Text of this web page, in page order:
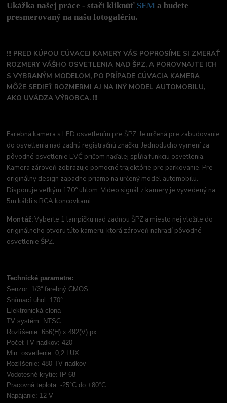
Ukážka našej práce - stačí kliknúť SEM a budete
presmerovaný na našu fotogalériu.
!!! PRED KÚPOU CÚVACEJ KAMERY VÁS POPROSÍME SI ZMERAŤ
ROZMERY VÁŠHO OSVETLENIA NAD ŠPZ, A POROVNAJTE ICH
S VYBRANÝM MODELOM, PO PRÍPADE CÚVACIA KAMERA
MÔŽE SEDIEŤ ROZMERMI AJ NA INÝ MODEL AUTOMOBILU,
AKO UVÁDZA VÝROBCA. !!!
Farebná kamera s LED osvetlením pre ŠPZ. Je určená pre zabudovanie
do osvetlenia nad zadnú registračnú značku. Jednoducho vymení za
pôvodné osvetlenie EVČ pričom naďalej spĺňa funkciu osvetlenia.
Kamera zároveň zobrazuje pomocné trajektórie pre parkovanie. Pre
originálny design zapadne priamo na určený model automobilu.
Disponuje veľkým 170° uhlom. Video signál z kamery je vyvedený na
5m kábli s RCA koncovkami.
Montáž:Vyberte 1 lampičku nad zadnou ŠPZ a miesto nej vložíte do
originálneho otvoru túto kameru, ktorá zároveň nahradí pôvodné
osvetlenie ŠPZ.
Technické parametre:
Senzor: 1/3“ farebný CMOS
Snímací uhol: 170°
Elektronická clona
TV systém: NTSC
Rozlíšenie: 656(H) x 492(V) px
Počet TV riadkov: 420
Min. osvetlenie: 0,2 LUX
Rozlíšenie: 480 TV riadkov
Vodotesné krytie: IP 68
Pracovná teplota: -25°C do +80°C
Napájanie: 12 V